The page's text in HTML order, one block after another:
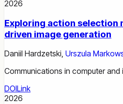
2026
Exploring action selection
driven image generation
Daniil Hardzetski, Urszula
Communications in computer
DOILink
2026